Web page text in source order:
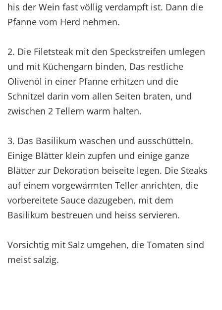
his der Wein fast völlig verdampft ist. Dann die
Pfanne vom Herd nehmen.
2. Die Filetsteak mit den Speckstreifen umlegen
und mit Küchengarn binden, Das restliche
Olivenöl in einer Pfanne erhitzen und die
Schnitzel darin vom allen Seiten braten, und
zwischen 2 Tellern warm halten.
3. Das Basilikum waschen und ausschütteln.
Einige Blätter klein zupfen und einige ganze
Blätter zur Dekoration beiseite legen. Die Steaks
auf einem vorgewärmten Teller anrichten, die
vorbereitete Sauce dazugeben, mit dem
Basilikum bestreuen und heiss servieren.
Vorsichtig mit Salz umgehen, die Tomaten sind
meist salzig.